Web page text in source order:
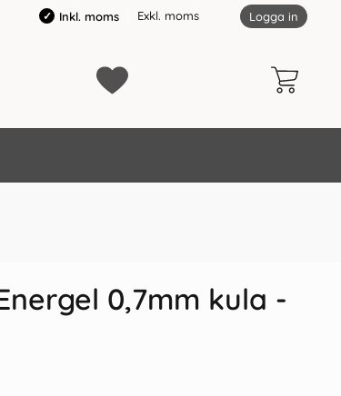
Inkl. moms Exkl. moms Logga in
0,7mm kula -